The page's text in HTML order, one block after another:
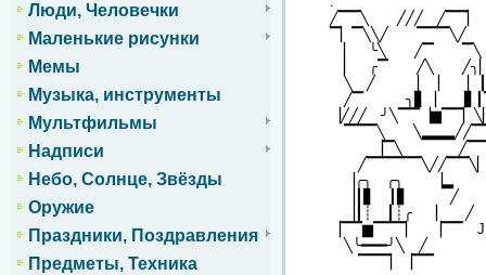
Люди, Человечки
Маленькие рисунки
Мемы
Музыка, инструменты
Мультфильмы
Надписи
Небо, Солнце, Звёзды
Оружие
Праздники, Поздравления
Предметы, Техника
╱▔▔╲ ╱╱╱
▔▏▔╲╲╱
▏ ╰╲ ╱▔ ▔╲
▏ ╭▔ ╱╲
╲ ╱ ▏▕
╱▔ ╮▋▕
▕╱╱╱
▔▔▔╲
▕▔╲
▕╭╮ ╭╮
▕┃▋ ┃▋
▕┃┊ ┃┊╭
▕▔▔▆▔▔▔▏ ▕▔▔